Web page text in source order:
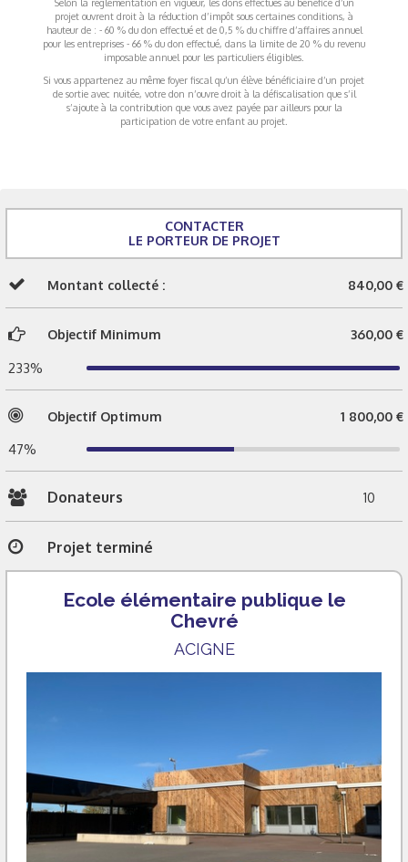
projet ouvrent droit à la réduction d’impôt sous certaines conditions, à
hauteur de : - 60 % du don effectué et de 0,5 % du chiffre d’affaires annuel
pour les entreprises - 66 % du don effectué, dans la limite de 20 % du revenu
imposable annuel pour les particuliers éligibles.
Si vous appartenez au même foyer fiscal qu’un élève bénéficiaire d’un projet
de sortie avec nuitée, votre don n’ouvre droit à la défiscalisation que s’il
s’ajoute à la contribution que vous avez payée par ailleurs pour la
participation de votre enfant au projet.
CONTACTER
LE PORTEUR DE PROJET
Montant collecté : 840,00 €
Objectif Minimum 360,00 €
233%
Objectif Optimum 1 800,00 €
47%
Donateurs 10
Projet terminé
Ecole élémentaire publique le
Chevré
ACIGNE